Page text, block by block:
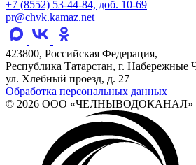
+7 (8552) 53-44-84, доб. 10-69
pr@chvk.kamaz.net
423800, Российская Федерация,
Республика Татарстан, г. Набережные
ул. Хлебный проезд, д. 27
Обработка персональных данных
© 2026 ООО «ЧЕЛНЫВОДОКАНАЛ»